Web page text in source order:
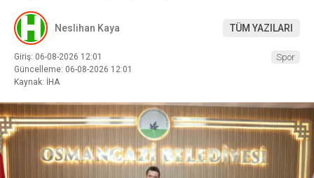
Neslihan Kaya TÜM YAZILARI
Giriş: 06-08-2026 12:01
Güncelleme: 06-08-2026 12:01
Kaynak: İHA
Spor